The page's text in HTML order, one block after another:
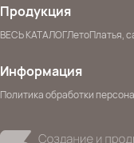
Продукция
ВЕСЬ КАТАЛОГЛетоПлатья,
Информация
Политика обработки